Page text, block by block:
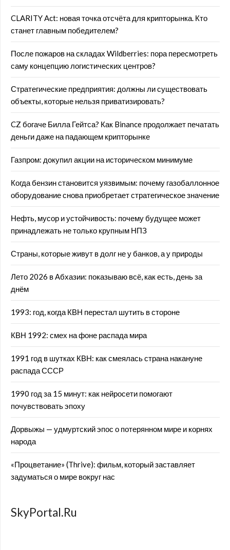
CLARITY Act: новая точка отсчёта для крипторынка. Кто
станет главным победителем?
После пожаров на складах Wildberries: пора пересмотреть
саму концепцию логистических центров?
Стратегические предприятия: должны ли существовать
объекты, которые нельзя приватизировать?
CZ богаче Билла Гейтса? Как Binance продолжает печатать
деньги даже на падающем крипторынке
Газпром: докупил акции на историческом минимуме
Когда бензин становится уязвимым: почему газобаллонное
оборудование снова приобретает стратегическое значение
Нефть, мусор и устойчивость: почему будущее может
принадлежать не только крупным НПЗ
Страны, которые живут в долг не у банков, а у природы
Лето 2026 в Абхазии: показываю всё, как есть, день за
днём
1993: год, когда КВН перестал шутить в стороне
КВН 1992: смех на фоне распада мира
1991 год в шутках КВН: как смеялась страна накануне
распада СССР
1990 год за 15 минут: как нейросети помогают
почувствовать эпоху
Дорвыжы — удмуртский эпос о потерянном мире и корнях
народа
«Процветание» (Thrive): фильм, который заставляет
задуматься о мире вокруг нас
SkyPortal.Ru